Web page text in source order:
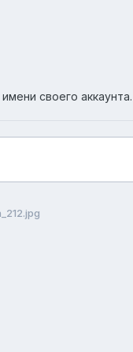
своего аккаунта.